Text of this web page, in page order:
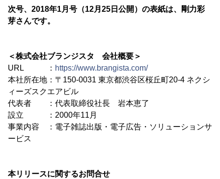
次号、2018年1月号（12月25日公開）の表紙は、剛力彩
芽さんです。
＜株式会社ブランジスタ 会社概要＞
URL ： https://www.brangista.com/
本社所在地：〒150-0031 東京都渋谷区桜丘町20-4 ネクシ
ィーズスクエアビル
代表者 ：代表取締役社長 岩本恵了
設立 ：2000年11月
事業内容 ：電子雑誌出版・電子広告・ソリューションサ
ービス
本リリースに関するお問合せ